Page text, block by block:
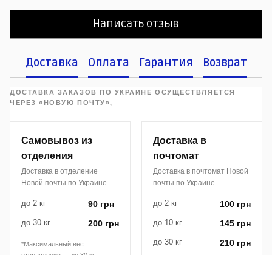
Написать отзыв
Доставка Оплата Гарантия Возврат
ДОСТАВКА ЗАКАЗОВ ПО УКРАИНЕ ОСУЩЕСТВЛЯЕТСЯ
ЧЕРЕЗ «НОВУЮ ПОЧТУ»,
Самовывоз из
отделения
Доставка в отделение
Новой почты по Украине
до 2 кг 90 грн
до 30 кг 200 грн
*Максимальный вес
Доставка в
почтомат
Доставка в почтомат Новой
почты по Украине
до 2 кг 100 грн
до 10 кг 145 грн
до 30 кг 210 грн